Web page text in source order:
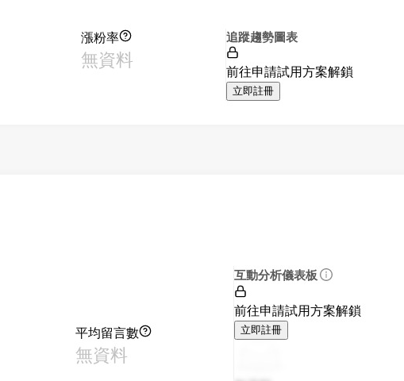
漲粉率
無資料
追蹤趨勢圖表
前往申請試用方案解鎖
立即註冊
平均留言數
無資料
互動分析儀表板
前往申請試用方案解鎖
立即註冊